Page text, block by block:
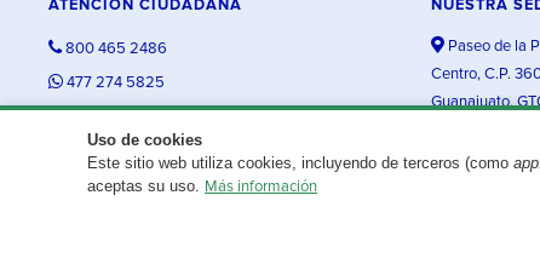
Uso de cookies
Este sitio web utiliza cookies, incluyendo de terceros (como
aceptas su uso. Más información
ATENCIÓN CIUDADANA
800 465 2486
477 274 5825
NUESTRA
Paseo de la
Centro, C.P.
Guanajuato,
¿Existe algún problema con esta página?Repórtalo aquí.